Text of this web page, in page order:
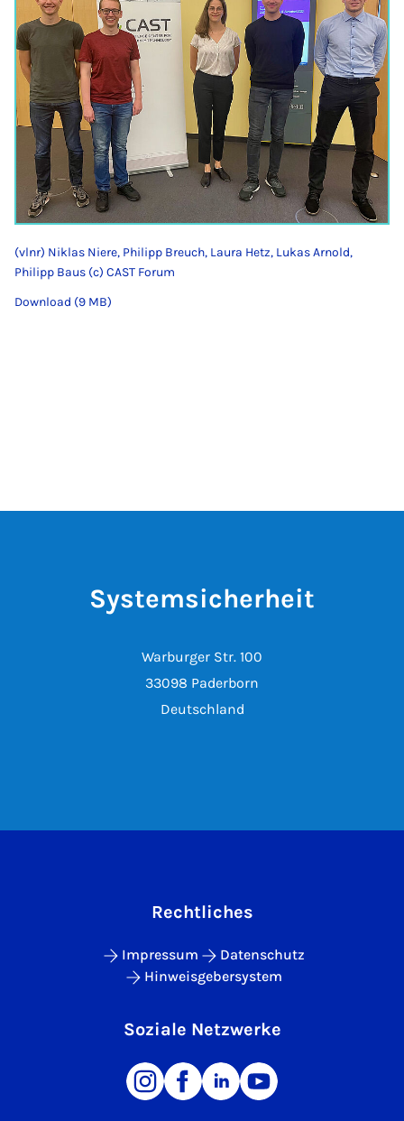
(vlnr) Niklas Niere, Philipp Breuch, Laura Hetz, Lukas Arnold,
Philipp Baus (c) CAST Forum
Download (9 MB)
Systemsicherheit
Warburger Str. 100
33098 Paderborn
Deutschland
Rechtliches
Impressum
Datenschutz
Hinweisgebersystem
Soziale Netzwerke